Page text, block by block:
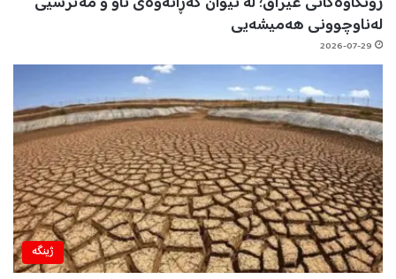
لەناوچوونی هەمیشەیی
2026-07-29
ژینگه‌